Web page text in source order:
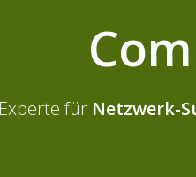
für Netzwerk-